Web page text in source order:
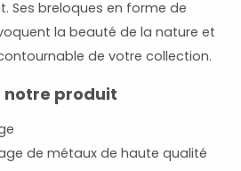
Ses breloques en forme de
la beauté de la nature et
de votre collection.
notre produit
de métaux de haute qualité